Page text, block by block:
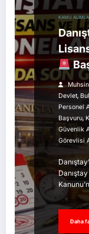
KAMU
Devlet,
Personel
Başvuru,
Güvenlik
Görevlisi
Daha